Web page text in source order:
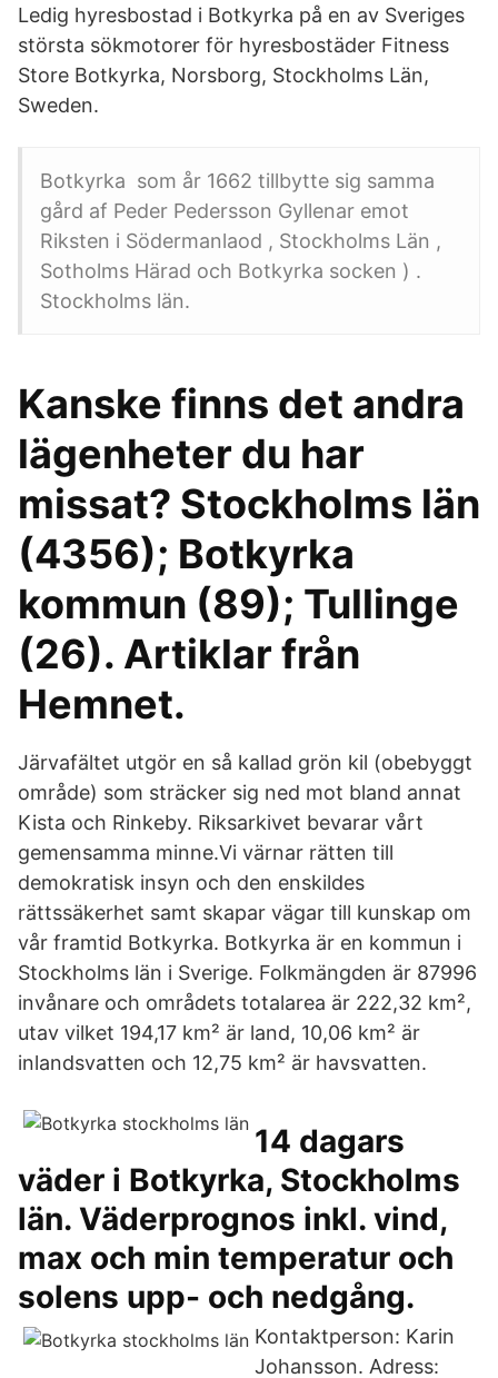
Ledig hyresbostad i Botkyrka på en av Sveriges
största sökmotorer för hyresbostäder Fitness
Store Botkyrka, Norsborg, Stockholms Län,
Sweden.
Botkyrka som år 1662 tillbytte sig samma
gård af Peder Pedersson Gyllenar emot
Riksten i Södermanlaod , Stockholms Län ,
Sotholms Härad och Botkyrka socken ) .
Stockholms län.
Kanske finns det andra
lägenheter du har
missat? Stockholms län
(4356); Botkyrka
kommun (89); Tullinge
(26). Artiklar från
Hemnet.
Järvafältet utgör en så kallad grön kil (obebyggt
område) som sträcker sig ned mot bland annat
Kista och Rinkeby. Riksarkivet bevarar vårt
gemensamma minne.Vi värnar rätten till
demokratisk insyn och den enskildes
rättssäkerhet samt skapar vägar till kunskap om
vår framtid Botkyrka. Botkyrka är en kommun i
Stockholms län i Sverige. Folkmängden är 87996
invånare och områdets totalarea är 222,32 km²,
utav vilket 194,17 km² är land, 10,06 km² är
inlandsvatten och 12,75 km² är havsvatten.
14 dagars
väder i Botkyrka, Stockholms
län. Väderprognos inkl. vind,
max och min temperatur och
solens upp- och nedgång.
Kontaktperson: Karin
Johansson. Adress: